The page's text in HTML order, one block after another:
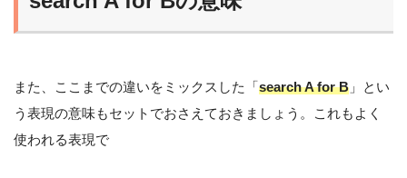
また、ここまでの違いをミックスした「search A for B 」とい
う表現の意味もセットでおさえておきましょう。これもよく
使われる表現で